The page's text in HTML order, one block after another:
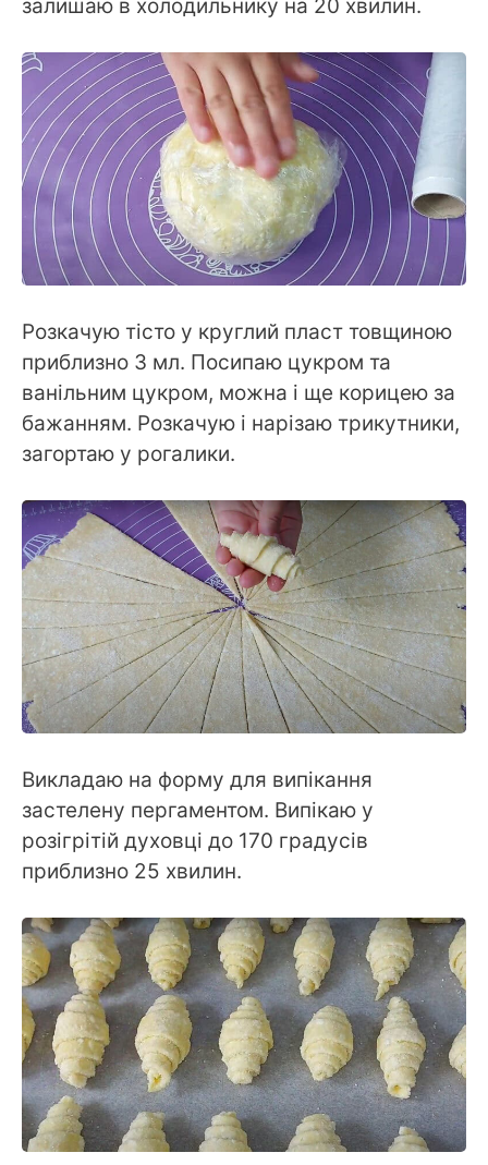
залишаю в холодильнику на 20 хвилин.
Розкачую тісто у круглий пласт товщиною
приблизно 3 мл. Посипаю цукром та
ванільним цукром, можна і ще корицею за
бажанням. Розкачую і нарізаю трикутники,
загортаю у рогалики.
Викладаю на форму для випікання
застелену пергаментом. Випікаю у
розігрітій духовці до 170 градусів
приблизно 25 хвилин.